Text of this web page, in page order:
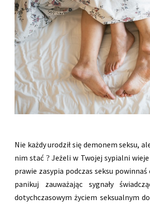
Nie każdy urodził się demonem seksu,
nim stać ?Jeżeli w Twojej sypialni
prawie zasypia podczas seksu powinnaś
panikuj zauważając sygnały
dotychczasowym życiem seksualnym